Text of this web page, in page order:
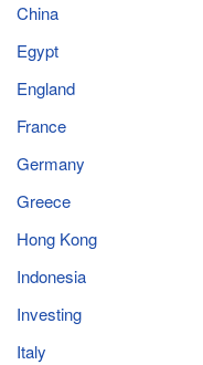
China
Egypt
England
France
Germany
Greece
Hong Kong
Indonesia
Investing
Italy